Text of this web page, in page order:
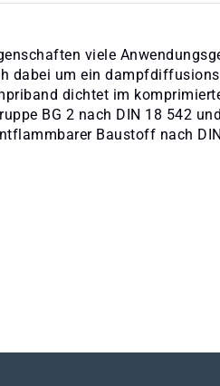
viele
dabei um ein
dichtet im
BG 2 nach DIN 18 542
Baustoff nach